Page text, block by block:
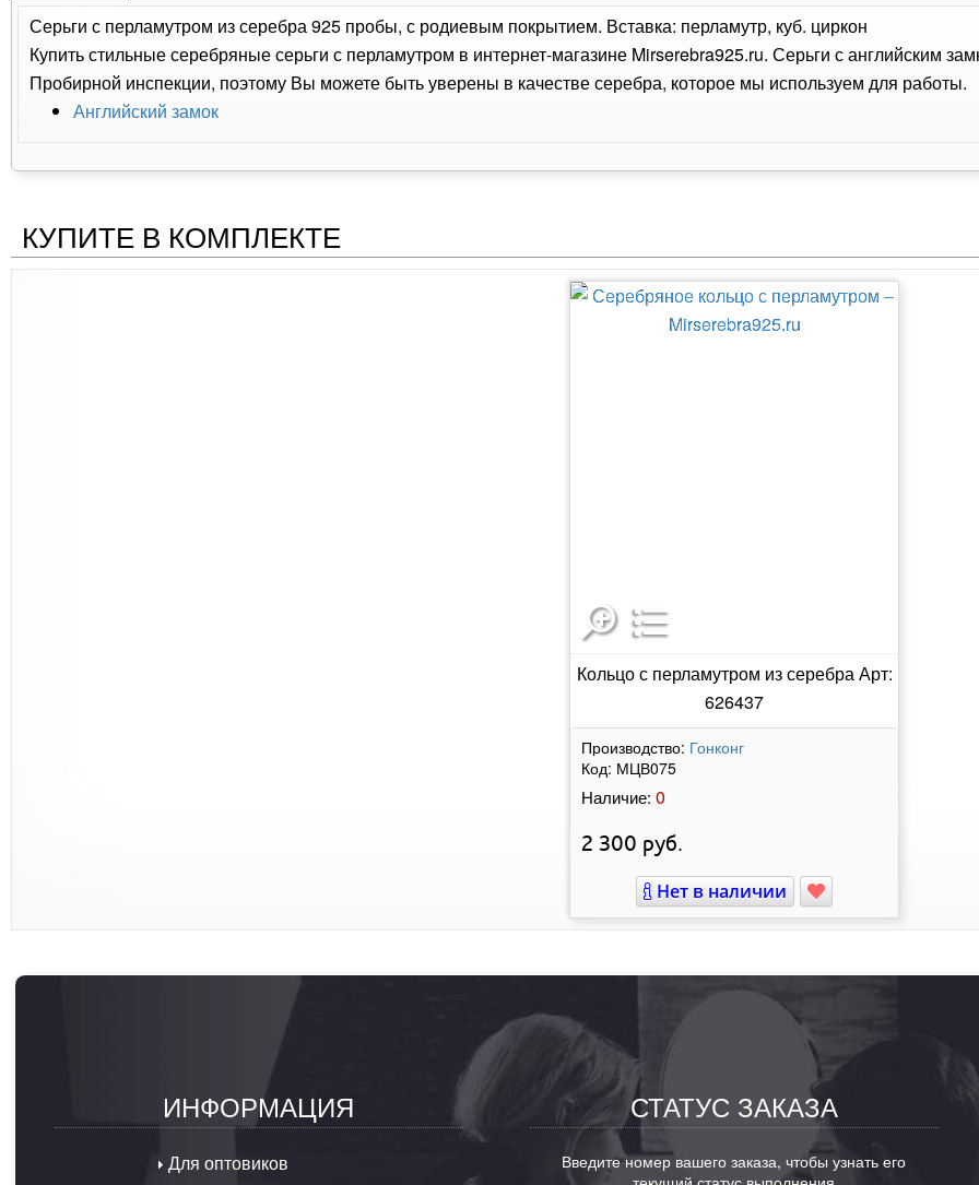
Серьги с перламутром из серебра 925 пробы, с родиевым покрытием. Вставка: перламутр, куб. циркон
Купить стильные серебряные серьги с перламутром в интернет-магазине Mirserebra925.ru. Серьги с английским
Пробирной инспекции, поэтому Вы можете быть уверены в качестве серебра, которое мы используем для работы.
Английский замок
КУПИТЕ В КОМПЛЕКТЕ
Кольцо с перламутром из серебра Арт:
626437
Производство: Гонконг
Код: МЦВ075
Наличие: 0
2 300 руб.
Нет в наличии
ИНФОРМАЦИЯ
Для оптовиков
СТАТУС ЗАКАЗА
Введите номер вашего заказа, чтобы узнать его